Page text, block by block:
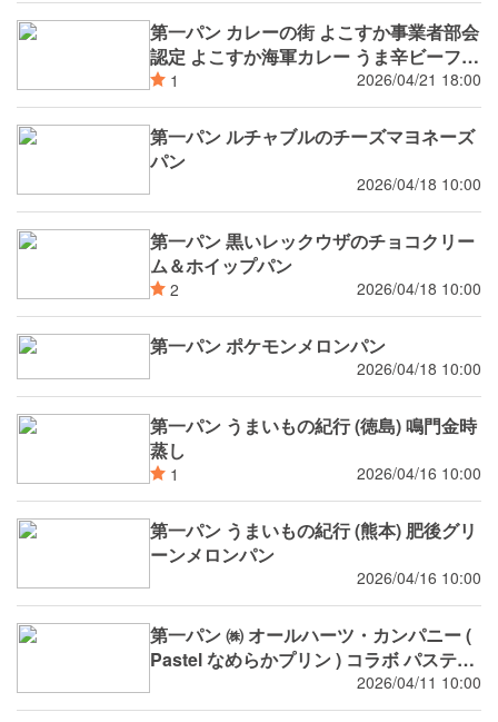
第一パン カレーの街 よこすか事業者部会
認定 よこすか海軍カレー うま辛ビーフ
よこすか海軍カレー まろやかチキン 5月
新発売
1 2026/04/21 18:00
第一パン ルチャブルのチーズマヨネーズ
パン
2026/04/18 10:00
第一パン 黒いレックウザのチョコクリー
ム＆ホイップパン
2 2026/04/18 10:00
第一パン ポケモンメロンパン
2026/04/18 10:00
第一パン うまいもの紀行 (徳島) 鳴門金時
蒸し
1 2026/04/16 10:00
第一パン うまいもの紀行 (熊本) 肥後グリ
ーンメロンパン
2026/04/16 10:00
第一パン ㈱ オールハーツ・カンパニー (
Pastel なめらかプリン ) コラボ パステル
わプリン蒸しパン
2026/04/11 10:00